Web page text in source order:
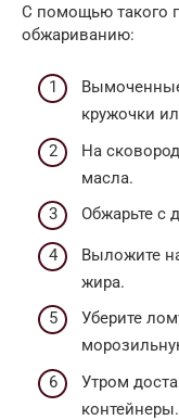
С помощью такого
обжариванию:
кружочки
На
масла.
Обжарьте с
Выложите
жира.
Уберите
Утром
контейнеры.